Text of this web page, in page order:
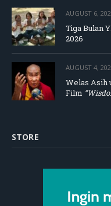
AUGUST 6,
Tiga Bulan
2026
AUGUST 4,
Welas Asih
Film
STORE